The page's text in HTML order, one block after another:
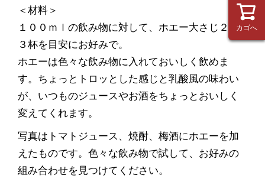
＜材料＞
１００ｍｌの飲み物に対して、ホエー大さじ２～
３杯を目安にお好みで。
ホエーは色々な飲み物に入れておいしく飲めま
す。ちょっとトロッとした感じと乳酸風の味わい
が、いつものジュースやお酒をちょっとおいしく
変えてくれます。
写真はトマトジュース、焼酎、梅酒にホエーを加
えたものです。色々な飲み物で試して、お好みの
組み合わせを見つけてください。
カゴへ